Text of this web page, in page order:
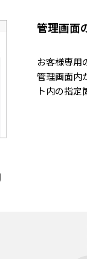
管理画面
お客様専用
管理画面内
ト内の指